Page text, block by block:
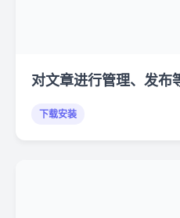
对文章进行管理、发布
下载安装